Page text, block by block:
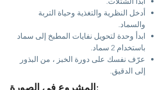
أدخل النظرية والتغذية وحياة التربة
والسماد.
ابدأ وحدة لتحويل نفايات المطبخ إلى سماد
باستخدام 2 سماد.
عرّف نفسك على دورة الخبز ، من البذور
إلى الدقيق.